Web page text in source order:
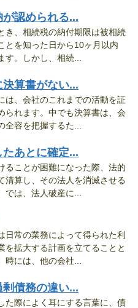
認められる...
き、相続税の納付期限は被相続
とを知った日から10ヶ月以内
す。しかし、相続...
算書がない...
は、会社のこれまでの活動を証
られます。中でも決算書は、会
全容を把握するた...
あとに確定...
ることが困難になった際、法的
清算し、その法人を消滅させる
では、法人破産に...
日常の業務によって得られた利
を拡大する計画を立てることと
時には、他の会社...
債務の違い...
た際によく耳にする言葉に、債